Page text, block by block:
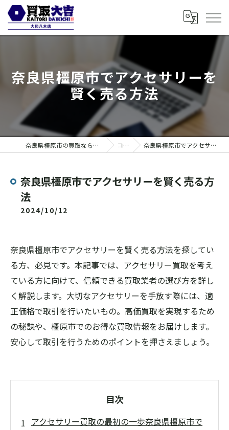
奈良県橿原市でアクセサリーを
賢く売る方法
奈良県橿原市の買取なら買取大吉 大和八木店 コラム 奈良県橿原市でアクセサリーを賢く売る方法
奈良県橿原市でアクセサリーを賢く売る方
法
2024/10/12
奈良県橿原市でアクセサリーを賢く売る方法を探してい
る方、必見です。本記事では、アクセサリー買取を考え
ている方に向けて、信頼できる買取業者の選び方を詳し
く解説します。大切なアクセサリーを手放す際には、適
正価格で取引を行いたいもの。高価買取を実現するため
の秘訣や、橿原市でのお得な買取情報をお届けします。
安心して取引を行うためのポイントを押さえましょう。
目次
アクセサリー買取の最初の一歩奈良県橿原市で